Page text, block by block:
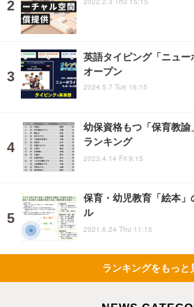
英語タイピング「ニュー
オープン
2024.5.7 Tue 16:15
幼保資格もつ「保育教
ランキング
2023.4.14 Fri 9:15
保育・幼児教育「絵本
ル
2021.6.24 Thu 11:15
ランキングをもっと